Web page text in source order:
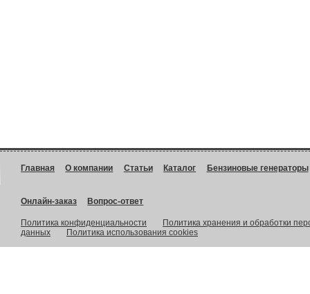
Главная О компании Статьи Каталог Бензиновые генераторы
Онлайн-заказ Вопрос-ответ
Политика конфиденциальности
Политика хранения и обработки
данных
Политика использования cookies